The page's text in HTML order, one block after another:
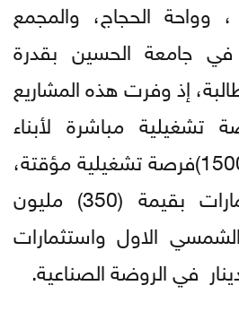
وواحة الحجاج، والمجمع
في جامعة الحسين بقدرة
(1460) طالبة، إذ وفرت هذه المشاريع
فرصة تشغيلية مباشرة لأبناء
المجتمع المحلي، (1500)فرصة تشغيلية مؤقتة،
واستقطبت استثمارات بقيمة (350) مليون
الاول واستثمارات